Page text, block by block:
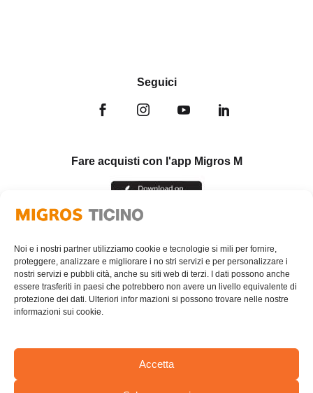
Noi e i nostri partner utilizziamo cookie e tecnologie si mili per fornire,
proteggere, analizzare e migliorare i no stri servizi e per personalizzare i
nostri servizi e pubbli cità, anche su siti web di terzi. I dati possono anche
essere trasferiti in paesi che potrebbero non avere un livello equivalente di
protezione dei dati. Ulteriori infor mazioni si possono trovare nelle nostre
informazioni sui cookie.
Accetta
Seguici
Fare acquisti con l'app Migros M